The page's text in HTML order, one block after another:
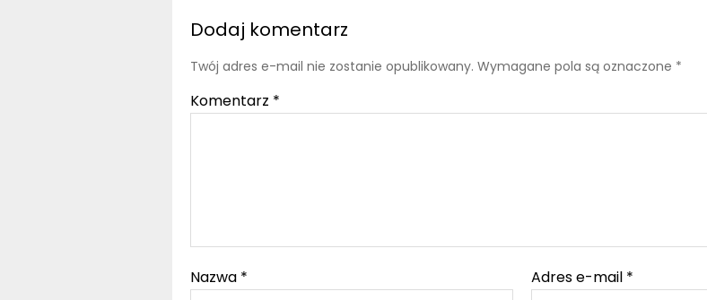
Dodaj komentarz
Twój adres e-mail nie zostanie opublikowany. Wymagane pola są oznaczone *
Komentarz *
Nazwa * Adres e-mail *